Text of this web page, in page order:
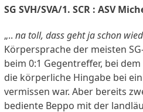
SG SVH/SVA/1. SCR : ASV
„.. na toll, dass geht ja schon
Körpersprache der meisten
beim 0:1 Gegentreffer, bei
die körperliche Hingabe bei
vermissen war. Aber bereits
bediente Beppo mit der